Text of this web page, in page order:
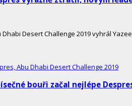
Desert Challenge 2019 vyhrál
bouři začal nejlépe